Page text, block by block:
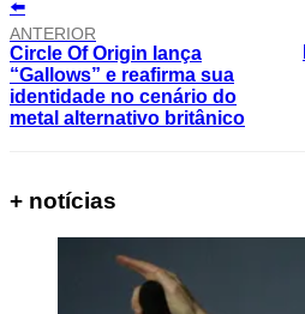
⬅️
ANTERIOR
Circle Of Origin lança
“Gallows” e reafirma sua
identidade no cenário do
metal alternativo britânico
+ notícias